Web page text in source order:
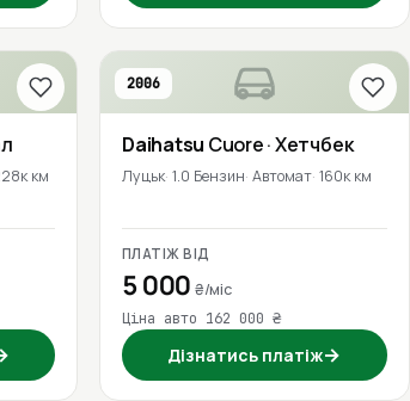
км
2006
Daihatsu Cuore· Хетчбек
Луцьк 1.0 Бензин Автомат 160к км
ПЛАТІЖ ВІД
5 000₴/міс
Ціна авто 162 000 ₴
Дізнатись платіж→